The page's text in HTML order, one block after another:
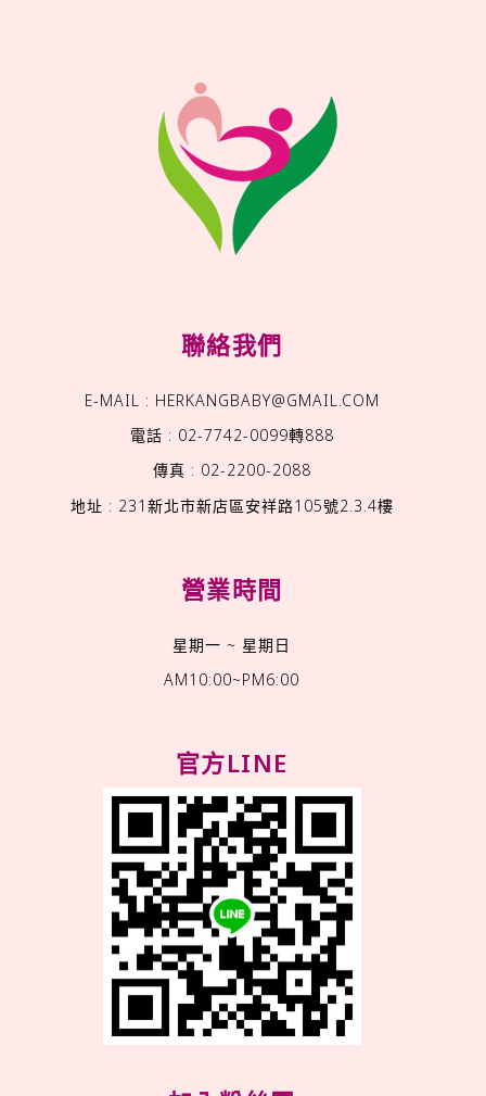
聯絡我們
E-MAIL : HERKANGBABY@GMAIL.COM
電話 : 02-7742-0099轉888
傳真 : 02-2200-2088
地址 : 231新北市新店區安祥路105號2.3.4樓
營業時間
星期一 ~ 星期日
AM10:00~PM6:00
官方LINE